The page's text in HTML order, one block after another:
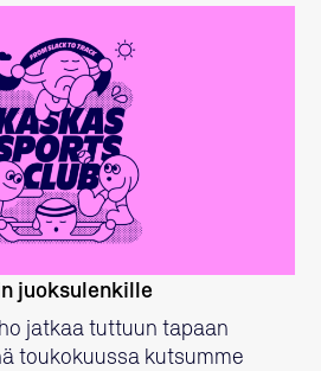
LUE LISÄÄ
juoksulenkille
jatkaa tuttuun tapaan
toukokuussa kutsumme